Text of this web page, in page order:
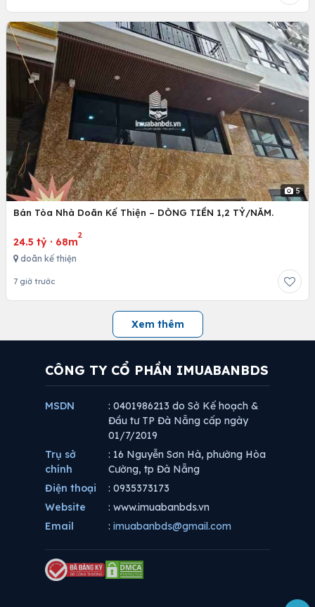
5
Bán Tòa Nhà Doãn Kế Thiện – DÒNG TIỀN 1,2 TỶ/NĂM.
24.5 tỷ · 68m
2
doãn kế thiện
7 giờ trước
Xem thêm
CÔNG TY CỔ PHẦN IMUABANBDS
MSDN
: 0401986213 do Sở Kế hoạch &
Đầu tư TP Đà Nẵng cấp ngày
01/7/2019
Trụ sở
chính
: 16 Nguyễn Sơn Hà, phường Hòa
Cường, tp Đà Nẵng
Điện thoại
: 0935373173
Website
: www.imuabanbds.vn
Email
: imuabanbds@gmail.com